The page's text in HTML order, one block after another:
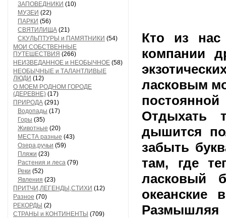
ЗАПОВЕДНИКИ (10)
МУЗЕИ (22)
ПАРКИ (56)
СВЯТИЛИЩА (21)
СКУЛЬПТУРЫ и ПАМЯТНИКИ (54)
МОИ СОБСТВЕННЫЕ
ПУТЕШЕСТВИЯ (266)
НЕИЗВЕДАННОЕ и НЕОБЫЧНОЕ (58)
НЕОБЫЧНЫЕ и ТАЛАНТЛИВЫЕ
ЛЮДИ (12)
О МОЕМ РОДНОМ ГОРОДЕ
(ДЕРЕВНЕ) (17)
ПРИРОДА (291)
Водопады (17)
Горы (35)
Животные (20)
МЕСТА разные (43)
Озера,ручьи (59)
Пляжи (23)
Растения и леса (79)
Реки (52)
Явления (23)
ПРИТЧИ,ЛЕГЕНДЫ,СТИХИ (12)
Разное (70)
РЕКОРДЫ (2)
СТРАНЫ и КОНТИНЕНТЫ (709)
Кто из
компании
ласковым
Отдыхать
дышится
забыть
там, где
ласковый
Размышляя